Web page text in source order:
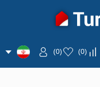
(
0
)
(
0
)